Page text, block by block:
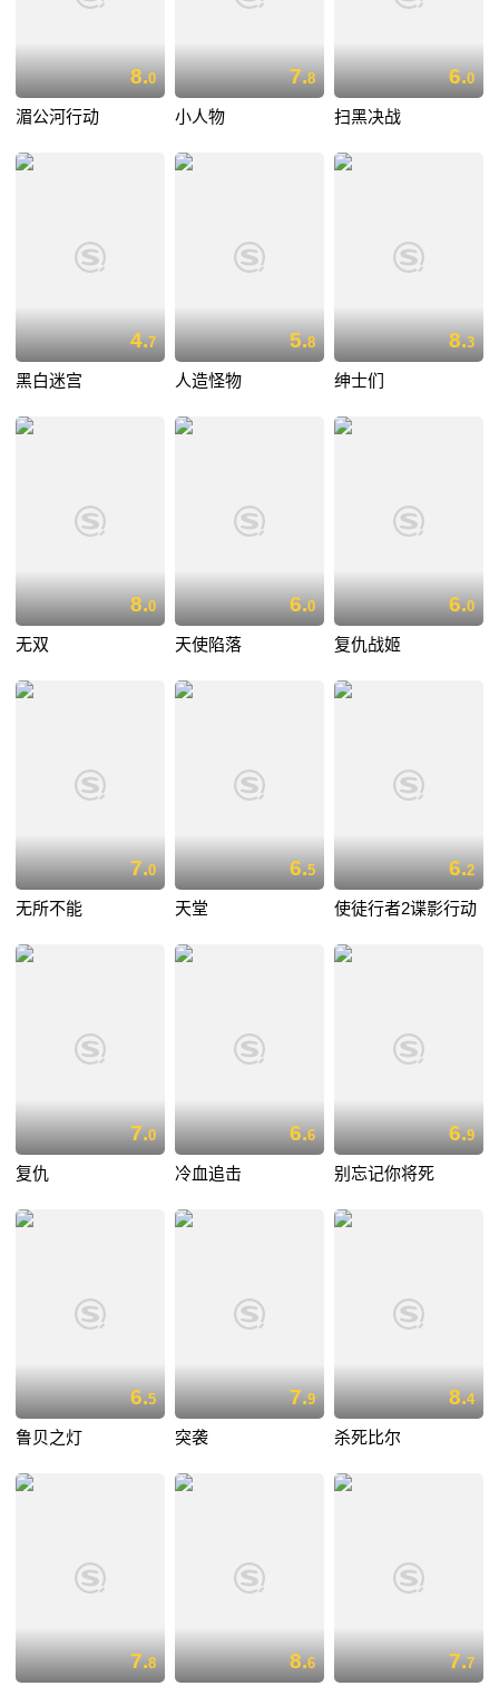
8.0
湄公河行动
7.8
小人物
6.0
扫黑决战
4.7
黑白迷宫
5.8
人造怪物
8.3
绅士们
8.0
无双
6.0
天使陷落
6.0
复仇战姬
7.0
无所不能
6.5
天堂
6.2
使徒行者2谍影行动
7.0
复仇
6.6
冷血追击
6.9
别忘记你将死
6.5
鲁贝之灯
7.9
突袭
8.4
杀死比尔
7.8 8.6 7.7